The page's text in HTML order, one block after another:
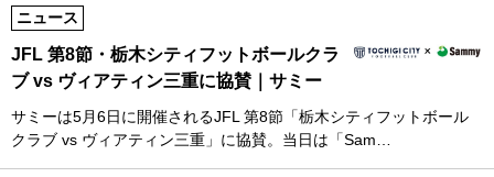
ニュース
JFL 第8節・栃木シティフットボールクラ
ブ vs ヴィアティン三重に協賛｜サミー
サミーは5月6日に開催されるJFL 第8節「栃木シティフットボール
クラブ vs ヴィアティン三重」に協賛。当日は「Sam…